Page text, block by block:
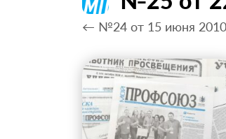
← №24 от 15 июня 2010